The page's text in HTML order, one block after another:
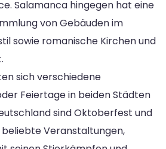
Salamanca hingegen hat eine
von Gebäuden im
sowie romanische Kirchen und
sich verschiedene
Feiertage in beiden Städten
sind Oktoberfest und
Veranstaltungen,